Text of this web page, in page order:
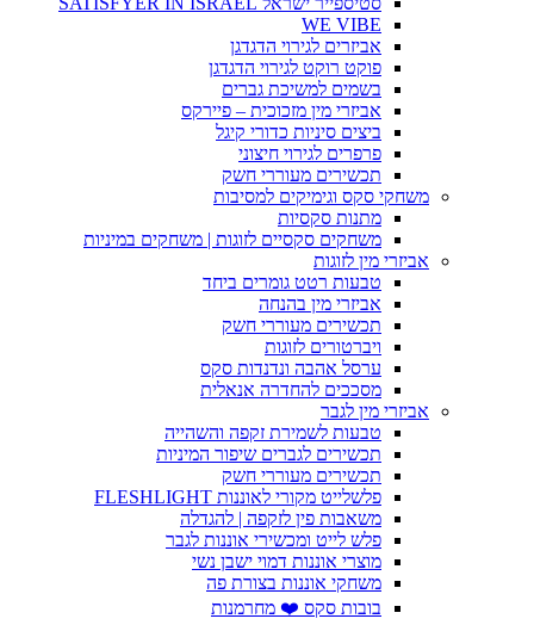
WE VIBE
אביזרים לגירוי הדגדגן
פוקט רוקט לגירוי הדגדגן
בשמים למשיכת גברים
אביזרי מין מזכוכית – פיירקס
ביצים סיניות כדורי קיגל
פרפרים לגירוי חיצוני
תכשירים מעוררי חשק
משחקי סקס וגימיקים למסיבות
מתנות סקסיות
משחקים סקסיים לזוגות | משחקים במיניות
אביזרי מין לזוגות
טבעות רטט גומרים ביחד
אביזרי מין בהנחה
תכשירים מעוררי חשק
ויברטורים לזוגות
ערסל אהבה ונדנדות סקס
מסככים להחדרה אנאלית
אביזרי מין לגבר
טבעות לשמירת זקפה והשהייה
תכשירים לגברים שיפור המיניות
תכשירים מעוררי חשק
פלשלייט מקורי לאוננות FLESHLIGHT
משאבות פין לזקפה | להגדלה
פלש לייט ומכשירי אוננות לגבר
מוצרי אוננות דמוי ישבן נשי
משחקי אוננות בצורת פה
בובות סקס ❤️ מחרמנות